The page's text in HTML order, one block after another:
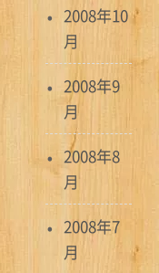
2008年10
月
2008年9
月
2008年8
月
2008年7
月